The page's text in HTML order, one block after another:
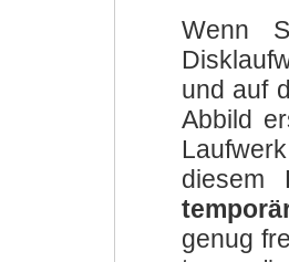
Wenn
und auf
Abbild
genug